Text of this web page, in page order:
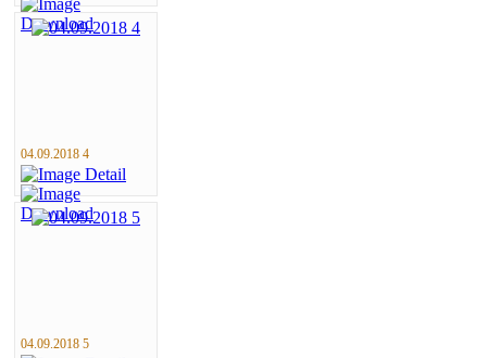
04.09.2018 4
04.09.2018 5